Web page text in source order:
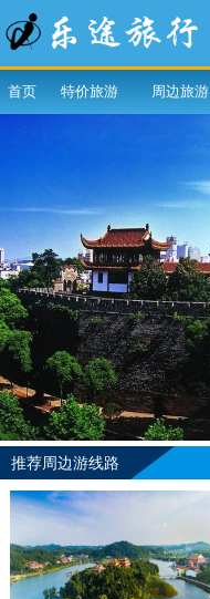
首页 特价旅游 周边旅游
推荐周边游线路